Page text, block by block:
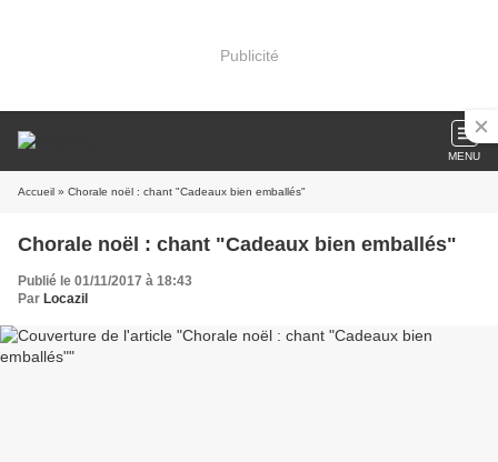
Publicité
MENU
Accueil » Chorale noël : chant "Cadeaux bien emballés"
Chorale noël : chant "Cadeaux bien emballés"
Publié le 01/11/2017 à 18:43
Par Locazil